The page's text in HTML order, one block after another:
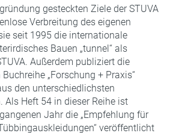
gesteckten Ziele der STUVA
Verbreitung des eigenen
seit 1995 die internationale
Bauen „tunnel“ als
Außerdem publiziert die
„Forschung + Praxis“
den unterschiedlichsten
Als Heft 54 in dieser Reihe ist
Jahr die „Empfehlung für
veröffentlicht